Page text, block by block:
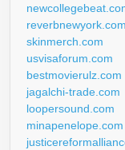
reverbnewyork.com
skinmerch.com
usvisaforum.com
bestmovierulz.com
jagalchi-trade.com
loopersound.com
minapenelope.com